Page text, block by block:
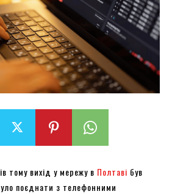
тому вихід у мережу в Полтаві був
поєднати з телефонними